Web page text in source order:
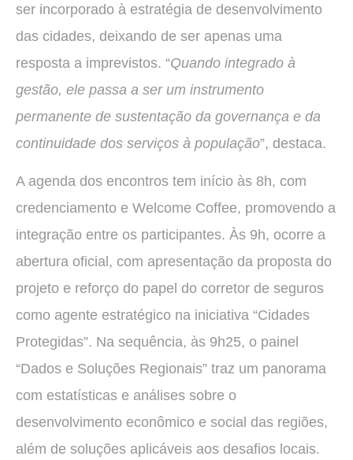
ser incorporado à estratégia de desenvolvimento
das cidades, deixando de ser apenas uma
resposta a imprevistos. “Quando integrado à
gestão, ele passa a ser um instrumento
permanente de sustentação da governança e da
continuidade dos serviços à população”, destaca.
A agenda dos encontros tem início às 8h, com
credenciamento e Welcome Coffee, promovendo a
integração entre os participantes. Às 9h, ocorre a
abertura oficial, com apresentação da proposta do
projeto e reforço do papel do corretor de seguros
como agente estratégico na iniciativa “Cidades
Protegidas”. Na sequência, às 9h25, o painel
“Dados e Soluções Regionais” traz um panorama
com estatísticas e análises sobre o
desenvolvimento econômico e social das regiões,
além de soluções aplicáveis aos desafios locais.